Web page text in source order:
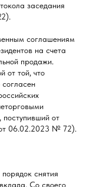
заседания
соглашениям
на счета
продажи.
от той, что
от
от 06.02.2023 № 72).
снятия
Со своего